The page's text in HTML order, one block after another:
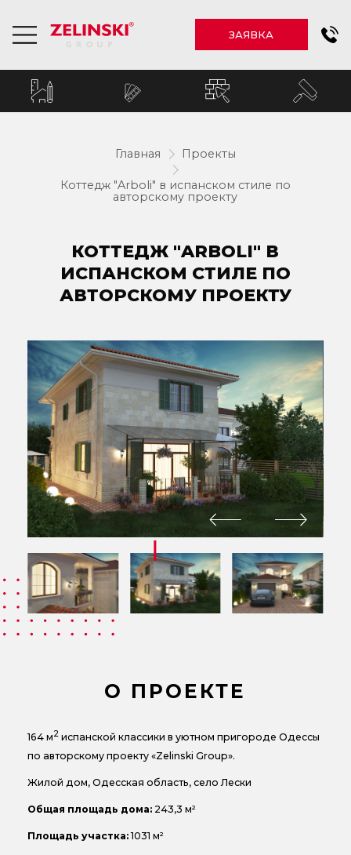
ЗАЯВКА
Главная Проекты
Коттедж "Arboli" в испанском стиле по
авторскому проекту
КОТТЕДЖ "ARBOLI" В
ИСПАНСКОМ СТИЛЕ ПО
АВТОРСКОМУ ПРОЕКТУ
О ПРОЕКТЕ
164 м2 испанской классики в уютном пригороде Одессы
по авторскому проекту «Zelinski Group».
Жилой дом, Одесская область, село Лески
Общая площадь дома: 243,3 м²
Площадь участка:1031 м²